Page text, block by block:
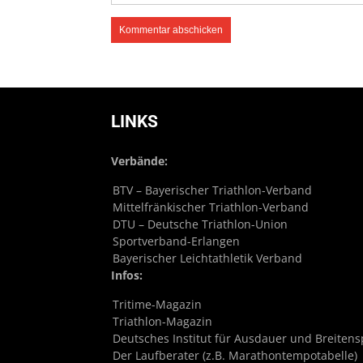
LINKS
Verbände:
BTV – Bayerischer Triathlon-Verband
Mittelfränkischer Triathlon-Verband
DTU – Deutsche Triathlon-Union
Sportverband-Erlangen
Bayerischer Leichtathletik Verband
Infos:
Tritime-Magazin
Triathlon-Magazin
Deutsches Institut für Ausdauer und
Der Laufberater (z.B. Marathontempotabelle)